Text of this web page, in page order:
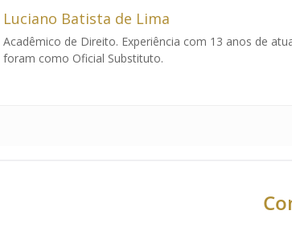
Luciano Batista de Lima
Acadêmico de Direito. Experiência com 13 anos de
foram como Oficial Substituto.